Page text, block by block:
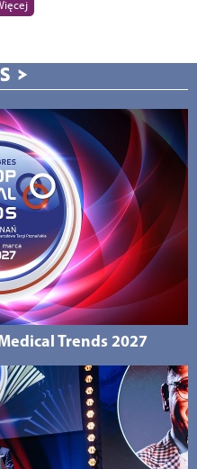
>
Trends 2027